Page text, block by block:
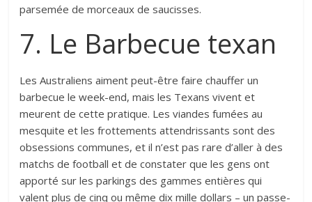
parsemée de morceaux de saucisses.
7. Le Barbecue texan
Les Australiens aiment peut-être faire chauffer un
barbecue le week-end, mais les Texans vivent et
meurent de cette pratique. Les viandes fumées au
mesquite et les frottements attendrissants sont des
obsessions communes, et il n’est pas rare d’aller à des
matchs de football et de constater que les gens ont
apporté sur les parkings des gammes entières qui
valent plus de cinq ou même dix mille dollars – un passe-